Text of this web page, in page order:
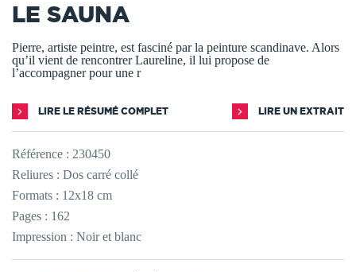
LE SAUNA
Pierre, artiste peintre, est fasciné par la peinture scandinave. Alors
qu’il vient de rencontrer Laureline, il lui propose de
l’accompagner pour une r
LIRE LE RÉSUMÉ COMPLET LIRE UN EXTRAIT
Référence : 230450
Reliures : Dos carré collé
Formats : 12x18 cm
Pages : 162
Impression : Noir et blanc